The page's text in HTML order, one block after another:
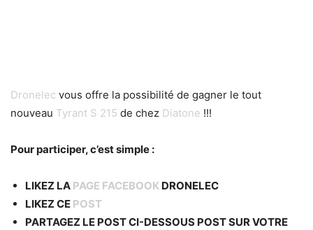
Dronelec vous offre la possibilité de gagner le tout
nouveau Tyrant S 215 de chez Diatone !!!
Pour participer, c’est simple :
LIKEZ LA PAGE FACEBOOK DRONELEC
LIKEZ CE POST
PARTAGEZ LE POST CI-DESSOUS POST SUR VOTRE